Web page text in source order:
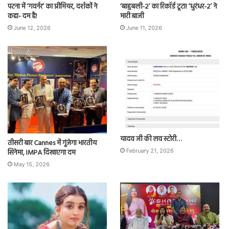
पटना में ‘गवर्नर’ का प्रीमियर, दर्शकों ने
कहा- दम है!
June 12, 2026
‘बाहुबली-2’ का रिकॉर्ड टूटा! ‘धुरंधर-2’ ने
मारी बाजी
June 11, 2026
तीसरी बार Cannes में गूंजेगा भारतीय
सिनेमा, IMPA दिखाएगा दम
May 15, 2026
यादव जी की लव स्टोरी…
February 21, 2026